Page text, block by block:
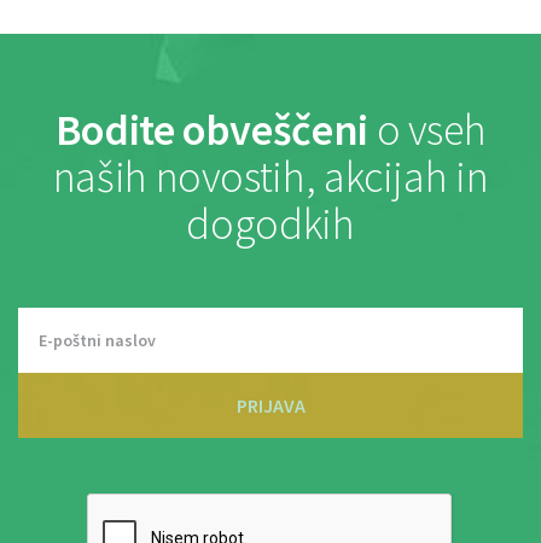
Bodite obveščeni o vseh
naših novostih, akcijah in
dogodkih
PRIJAVA